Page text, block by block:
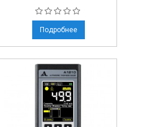
Подробнее